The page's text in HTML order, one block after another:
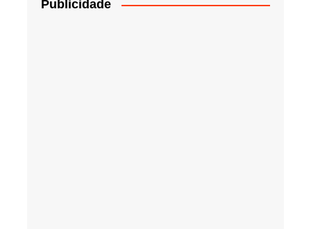
Publicidade